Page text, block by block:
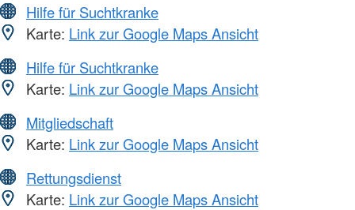
Hilfe für Suchtkranke
Karte: Link zur Google Maps Ansicht
Hilfe für Suchtkranke
Karte: Link zur Google Maps Ansicht
Mitgliedschaft
Karte: Link zur Google Maps Ansicht
Rettungsdienst
Karte: Link zur Google Maps Ansicht